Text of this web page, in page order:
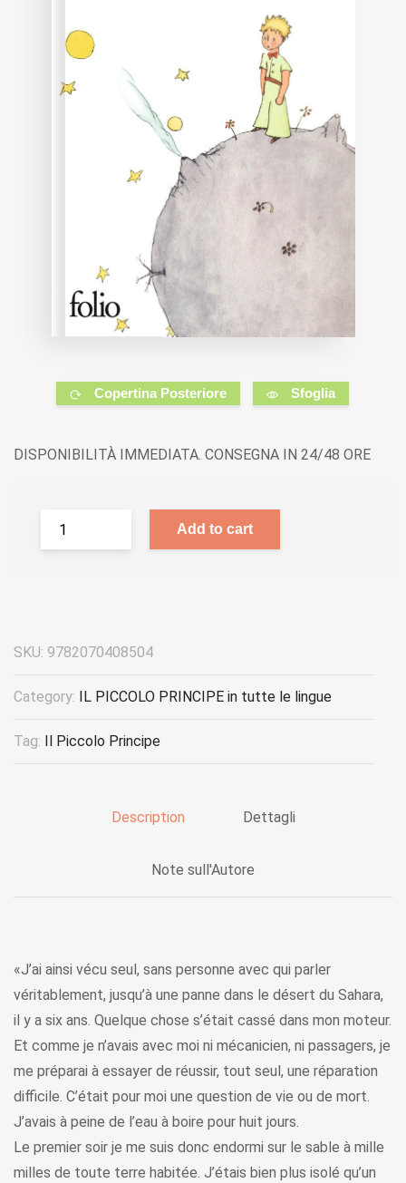
Copertina Posteriore Sfoglia
DISPONIBILITÀ IMMEDIATA. CONSEGNA IN 24/48 ORE
Add to cart
SKU: 9782070408504
Category: IL PICCOLO PRINCIPE in tutte le lingue
Tag: Il Piccolo Principe
Description Dettagli
Note sull'Autore
«J’ai ainsi vécu seul, sans personne avec qui parler
véritablement, jusqu’à une panne dans le désert du Sahara,
il y a six ans. Quelque chose s’était cassé dans mon moteur.
Et comme je n’avais avec moi ni mécanicien, ni passagers, je
me préparai à essayer de réussir, tout seul, une réparation
difficile. C’était pour moi une question de vie ou de mort.
J’avais à peine de l’eau à boire pour huit jours.
Le premier soir je me suis donc endormi sur le sable à mille
milles de toute terre habitée. J’étais bien plus isolé qu’un